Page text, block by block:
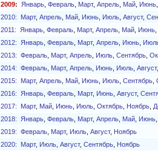
2009:
Январь Февраль Март, Апрель Май Июнь
2010:
Март, Апрель Май Июнь Июль Август,
2011:
Январь Февраль Март, Апрель Май Июнь
2012:
Январь Февраль Март, Апрель Июнь
2013: Февраль Март, Апрель Июль Сентябрь
2014: Февраль Март, Апрель Июнь Июль Август
2015:
Март, Апрель Май Июнь Июль Сентябрь
2016:
Январь Февраль Март, Июнь Август,
2017:
Март, Май Июнь Июль Октябрь Ноябрь
2018:
Январь Февраль Март, Апрель Май Июнь
2019: Февраль Март, Июль Август, Ноябрь
2020:
Март, Июль Август, Сентябрь
Ноябрь